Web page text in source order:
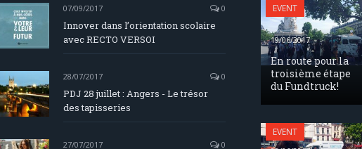
07/09/2017 0
Innover dans l’orientation scolaire
avec RECTO VERSOI
28/07/2017 0
PDJ 28 juillet : Angers - Le trésor
des tapisseries
27/07/2017 0
EVENT
19/06/2017
En route pour la
troisième étape
du Fundtruck!
EVENT